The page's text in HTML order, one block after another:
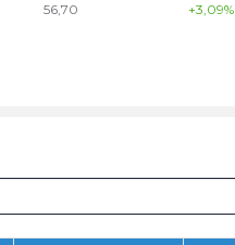
56,70 +3,09%